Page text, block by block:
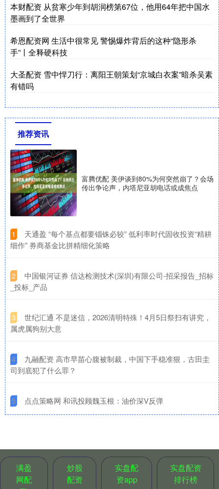
本财配资 从贫寒少年到胡润榜第67位，他用64年把中国水
墨画到了全世界
希恩配资网 生活中很常见 警惕爆炸背后的这种“隐形杀
手”丨全释硬科技
大圣配资 雪中悍刀行：离阳王朝策划“京城白衣案”暗杀吴素
有错吗
推荐资讯
富腾优配 美伊谈到80%为何突然崩了？会场
传出争论声，内塔尼亚胡电话或成焦点
1
​天通盈 “每个基点都要锱铢必较” 低利率时代固收投资“精耕
细作” 券商基金比拼精细化策略
2
​中国银河证券 信达检测技术(深圳)有限公司-招采报告_招标
_投标_产品
3
​世纪汇通 不是迷信，2026清明特殊！4月5日祭扫有讲究，
属虎属狗别大意
4
​九融配资 高市早苗心腹被制裁，中国下手稳准狠，古田圭
司到底犯了什么罪？
5 ​点点策略网 和讯投顾魏玉根：油价深V反弹
满盈
网配
炒股
配资
实盘配
资app
实盘配资
排行榜